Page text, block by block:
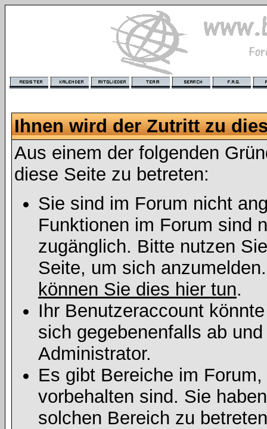
Ihnen wird der Zutritt zu
Aus einem der folgenden
diese Seite zu betreten:
Sie sind im Forum nicht
Funktionen im Forum sind
zugänglich. Bitte nutzen
Seite, um sich
können Sie dies hier tun.
Ihr Benutzeraccount
sich gegebenenfalls ab
Administrator.
Es gibt Bereiche im
vorbehalten sind. Sie
solchen Bereich zu